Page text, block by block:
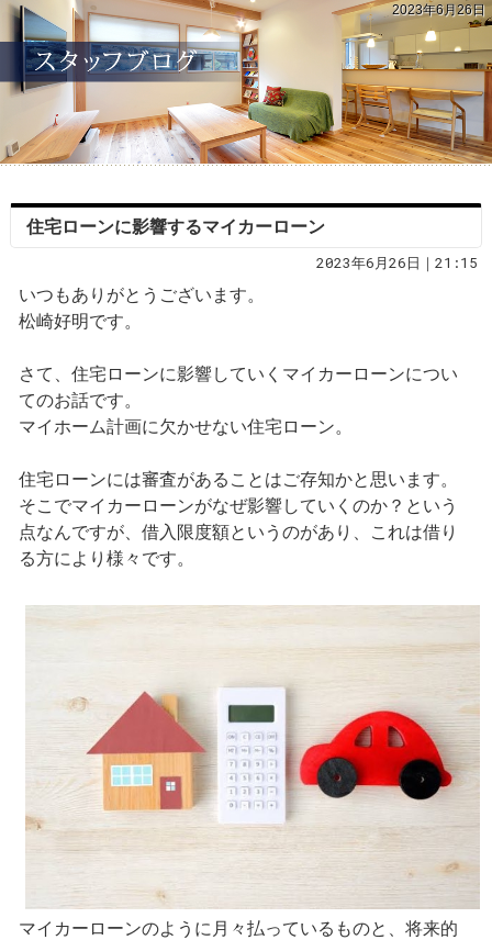
2023年6月26日
住宅ローンに影響するマイカーローン
2023年6月26日｜21:15
いつもありがとうございます。
松崎好明です。
さて、住宅ローンに影響していくマイカーローンについ
てのお話です。
マイホーム計画に欠かせない住宅ローン。
住宅ローンには審査があることはご存知かと思います。
そこでマイカーローンがなぜ影響していくのか？という
点なんですが、借入限度額というのがあり、これは借り
る方により様々です。
マイカーローンのように月々払っているものと、将来的